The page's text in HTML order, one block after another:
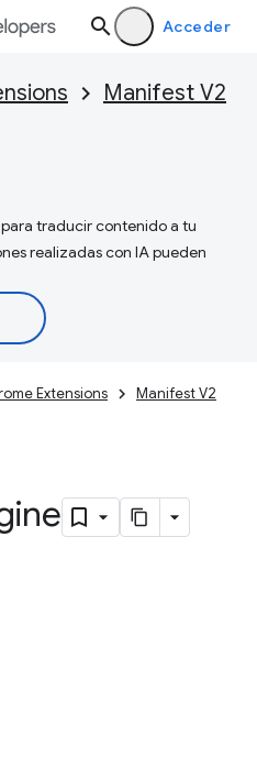
Acceder
Manifest V2
traducir contenido a tu
realizadas con IA pueden
Extensions
Manifest V2